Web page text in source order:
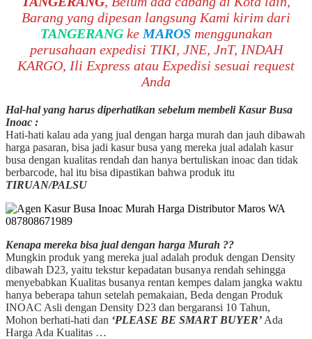
Barang yang dipesan langsung Kami kirim dari
TANGERANGkeMAROS menggunakan
perusahaan expedisi TIKI, JNE, JnT, INDAH
KARGO, Ili Express atau Expedisi sesuai request
Anda
Hal-hal yang harus diperhatikan sebelum membeli Kasur Busa
Inoac :
Hati-hati kalau ada yang jual dengan harga murah dan jauh dibawah
harga pasaran, bisa jadi kasur busa yang mereka jual adalah kasur
busa dengan kualitas rendah dan hanya bertuliskan inoac dan tidak
berbarcode, hal itu bisa dipastikan bahwa produk itu
TIRUAN/PALSU
Kenapa mereka bisa jual dengan harga Murah ??
Mungkin produk yang mereka jual adalah produk dengan Density
dibawah D23, yaitu tekstur kepadatan busanya rendah sehingga
menyebabkan Kualitas busanya rentan kempes dalam jangka waktu
hanya beberapa tahun setelah pemakaian, Beda dengan Produk
INOAC Asli dengan Density D23 dan bergaransi 10 Tahun,
Mohon berhati-hati dan ‘PLEASE BE SMART BUYER’ Ada
Harga Ada Kualitas …